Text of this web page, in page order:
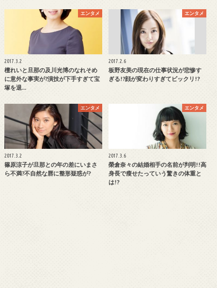
エンタメ
2017.3.2
檀れいと旦那の及川光博のなれそめ
に意外な事実が?演技が下手すぎて宝
塚を退…
エンタメ
2017.2.6
板野友美の現在の仕事状況が悲惨す
ぎる!?顔が変わりすぎてビックリ!?
エンタメ
2017.3.2
篠原涼子が旦那との年の差にいまさ
ら不満?不自然な唇に整形疑惑が?
エンタメ
2017.3.6
榮倉奈々の結婚相手の名前が判明!!高
身長で瘦せたっていう驚きの体重と
は!?